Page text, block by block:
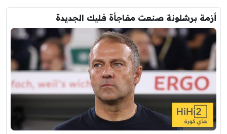
أزمة برشلونة صنعت مفاجأة فليك الجديدة